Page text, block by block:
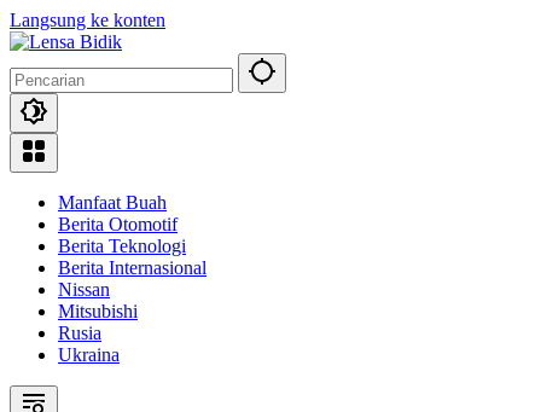
Langsung ke konten
Manfaat Buah
Berita Otomotif
Berita Teknologi
Berita Internasional
Nissan
Mitsubishi
Rusia
Ukraina